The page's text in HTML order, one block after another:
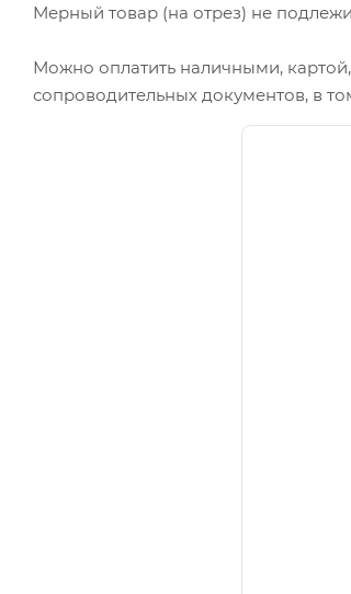
Мерный товар (на отрез) не
Можно оплатить наличными,
сопроводительных документов, в